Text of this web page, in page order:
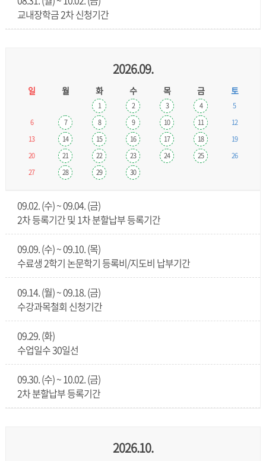
교내장학금 2차 신청기간
2026.09.
일 월 화 수 목 금 토
1 2 3 4
5
6
7 8 9 10 11
12
13
14 15 16 17 18
19
20
21 22 23 24 25
26
27
28 29 30
09.02. (수) ~ 09.04. (금)
2차 등록기간 및 1차 분할납부 등록기간
09.09. (수) ~ 09.10. (목)
수료생 2학기 논문학기 등록비/지도비 납부기간
09.14. (월) ~ 09.18. (금)
수강과목철회 신청기간
09.29. (화)
수업일수 30일선
09.30. (수) ~ 10.02. (금)
2차 분할납부 등록기간
2026.10.